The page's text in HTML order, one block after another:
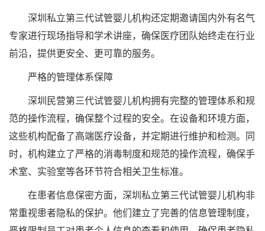
深圳私立第三代试管婴儿机构还定期邀请国内外有名气
专家进行现场指导和学术讲座，确保医疗团队始终走在行业
前沿，提供更安全、更可靠的服务。
严格的管理体系保障
深圳民营第三代试管婴儿机构拥有完整的管理体系和规
范的操作流程，确保整个过程的安全。在设备和环境方面，
这些机构配备了高端医疗设备，并定期进行维护和检测。同
时，机构建立了严格的消毒制度和规范的操作流程，确保手
术室、实验室等各环节符合相关卫生标准。
在患者信息保密方面，深圳私立第三代试管婴儿机构非
常重视患者隐私的保护。他们建立了完善的信息管理制度，